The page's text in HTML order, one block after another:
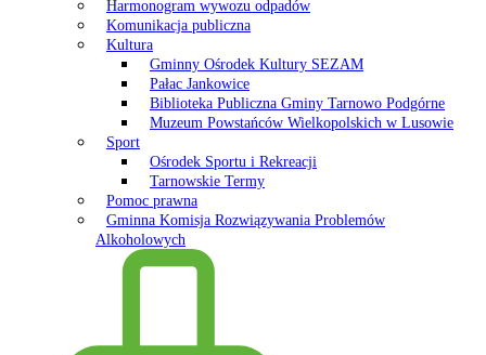
Harmonogram wywozu odpadów
Komunikacja publiczna
Kultura
Gminny Ośrodek Kultury SEZAM
Pałac Jankowice
Biblioteka Publiczna Gminy Tarnowo Podgórne
Muzeum Powstańców Wielkopolskich w Lusowie
Sport
Ośrodek Sportu i Rekreacji
Tarnowskie Termy
Pomoc prawna
Gminna Komisja Rozwiązywania Problemów
Alkoholowych